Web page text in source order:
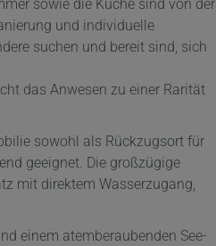
sowie die Küche sind von der
und individuelle
suchen und bereit sind, sich
das Anwesen zu einer Rarität
sowohl als Rückzugsort für
geeignet. Die großzügige
mit direktem Wasserzugang,
einem atemberaubenden See-